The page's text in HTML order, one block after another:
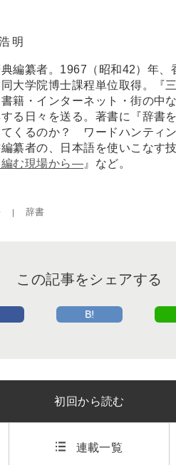
明
編纂者。1967（昭和42）年
大学院博士課程単位取得。『
籍・インターネット・街の中
る日々を送る。著書に『辞書
くるのか？ ワードハンティ
編纂者の、日本語を使いこなす
編む現場から― 』など。
辞書
この記事をシェアする
B!
初回から読む
連載一覧